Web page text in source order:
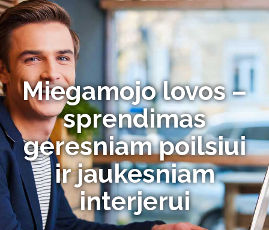
Miegamojo lovos –
sprendimas
geresniam poilsiui
ir jaukesniam
interjerui